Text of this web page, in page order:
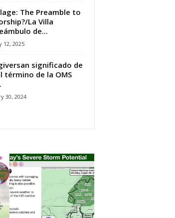
The Preamble to
La Villa
de...
12, 2025
significado de
término de la OMS
30, 2024